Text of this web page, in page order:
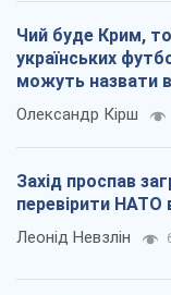
Чий буде Крим,
українських
можуть назвати
Олександр Кірш
Захід проспав
перевірити НАТО
Леонід Невзлін